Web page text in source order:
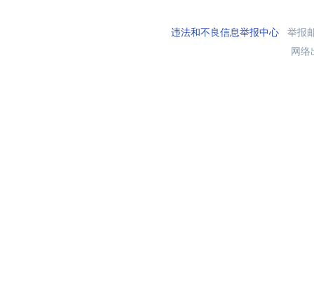
违法和不良信息举报中心举报
网